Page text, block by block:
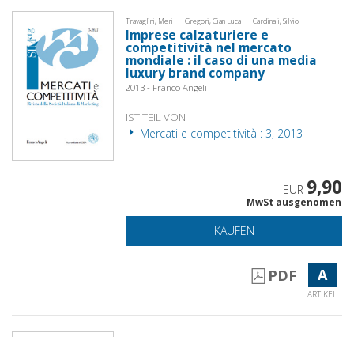
Travaglini, Meri | Gregori, Gian Luca | Cardinali, Silvio
Imprese calzaturiere e
competitività nel mercato
mondiale : il caso di una media
luxury brand company
2013 - Franco Angeli
IST TEIL VON
Mercati e competitività : 3, 2013
EUR 9,90
MwSt ausgenomen
KAUFEN
PDF A
ARTIKEL